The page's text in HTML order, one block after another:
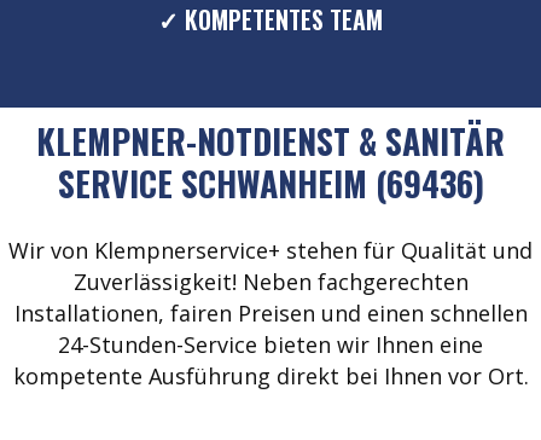
✓ KOMPETENTES TEAM
KLEMPNER-NOTDIENST & SANITÄR
SERVICE SCHWANHEIM (69436)
Wir von Klempnerservice+ stehen für Qualität und
Zuverlässigkeit! Neben fachgerechten
Installationen, fairen Preisen und einen schnellen
24-Stunden-Service bieten wir Ihnen eine
kompetente Ausführung direkt bei Ihnen vor Ort.